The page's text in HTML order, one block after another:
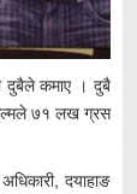
दुबैले कमाए । दुबै
७१ लख ग्रस
दयाहाङ